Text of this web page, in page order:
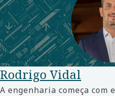
A engenharia começa com
Rodrigo Vidal